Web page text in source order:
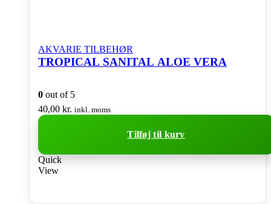
AKVARIE TILBEHØR
TROPICAL SANITAL ALOE VERA
0 out of 5
40,00 kr. inkl. moms
Tilføj til kurv
Quick
View